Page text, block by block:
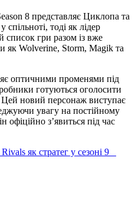
8 представляє Циклопа та
спільноті, тоді як лідер
список гри разом із вже
як Wolverine, Storm, Magik та
оптичними променями під
готуються оголосити
Цей новий персонаж виступає
увагу на постійному
офіційно з’явиться під час
як стратег у сезоні 9